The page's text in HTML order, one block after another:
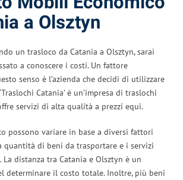
a Olsztyn
un trasloco da Catania a Olsztyn, sarai
a conoscere i costi. Un fattore
senso è l’azienda che decidi di utilizzare
Catania’ è un’impresa di traslochi
servizi di alta qualità a prezzi equi.
possono variare in base a diversi fattori
quantità di beni da trasportare e i servizi
distanza tra Catania e Olsztyn è un
determinare il costo totale. Inoltre, più beni